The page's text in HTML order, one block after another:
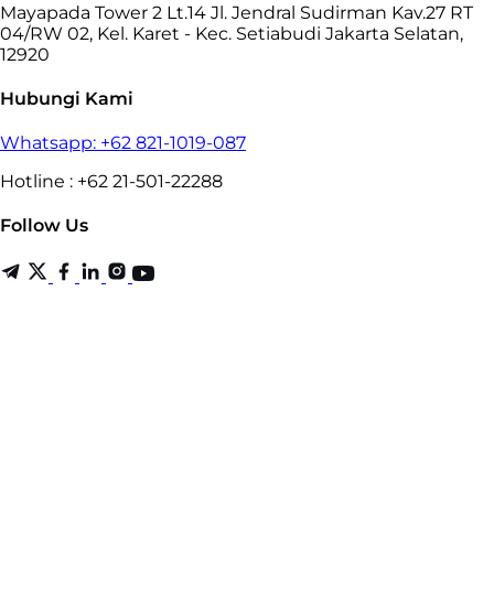
Mayapada Tower 2 Lt.14 Jl. Jendral Sudirman Kav.27 RT
04/RW 02, Kel. Karet - Kec. Setiabudi Jakarta Selatan,
12920
Hubungi Kami
Whatsapp: +62 821-1019-087
Hotline : +62 21-501-22288
Follow Us